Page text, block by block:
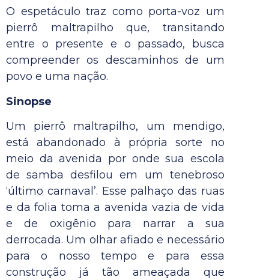
O espetáculo traz como porta-voz um
pierrô maltrapilho que, transitando
entre o presente e o passado, busca
compreender os descaminhos de um
povo e uma nação.
Sinopse
Um pierrô maltrapilho, um mendigo,
está abandonado à própria sorte no
meio da avenida por onde sua escola
de samba desfilou em um tenebroso
‘último carnaval’. Esse palhaço das ruas
e da folia toma a avenida vazia de vida
e de oxigênio para narrar a sua
derrocada. Um olhar afiado e necessário
para o nosso tempo e para essa
construção já tão ameaçada que